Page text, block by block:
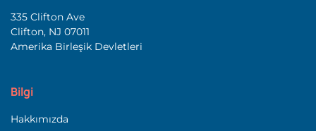
335 Clifton Ave
Clifton, NJ 07011
Amerika Birleşik Devletleri
Bilgi
Hakkımızda